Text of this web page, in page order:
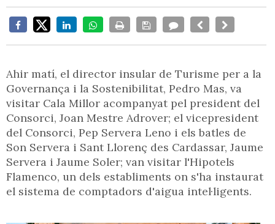
Ahir matí, el director insular de Turisme per a la
Governança i la Sostenibilitat, Pedro Mas, va
visitar Cala Millor acompanyat pel president del
Consorci, Joan Mestre Adrover; el vicepresident
del Consorci, Pep Servera Leno i els batles de
Son Servera i Sant Llorenç des Cardassar, Jaume
Servera i Jaume Soler; van visitar l'Hipotels
Flamenco, un dels establiments on s'ha instaurat
el sistema de comptadors d'aigua intel·ligents.